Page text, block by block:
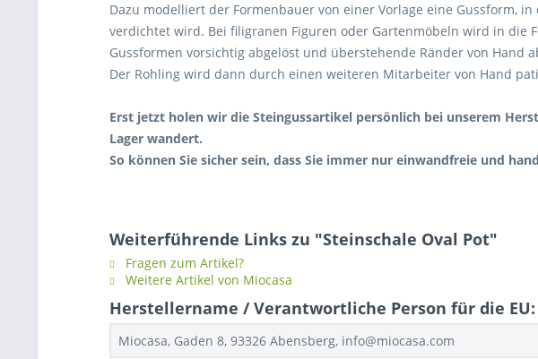
Dazu modelliert der Formenbauer von einer Vorlage eine Gussform,
verdichtet wird. Bei filigranen Figuren oder Gartenmöbeln wird in die
Gussformen vorsichtig abgelöst und überstehende Ränder von Hand
Der Rohling wird dann durch einen weiteren Mitarbeiter von Hand
Erst jetzt holen wir die Steingussartikel persönlich bei unserem
Lager wandert.
So können Sie sicher sein, dass Sie immer nur einwandfreie und
Weiterführende Links zu "Steinschale Oval Pot"
Fragen zum Artikel?
Weitere Artikel von Miocasa
Herstellername / Verantwortliche Person für die
Miocasa, Gaden 8, 93326 Abensberg, info@miocasa.com